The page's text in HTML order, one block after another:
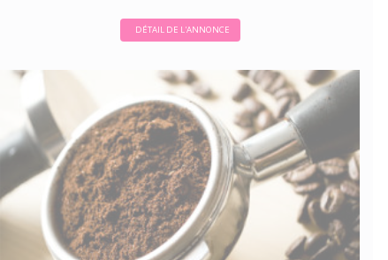
DÉTAIL DE L'ANNONCE